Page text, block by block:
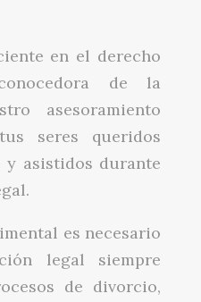
en el derecho
de la
asesoramiento
seres queridos
y asistidos durante
es necesario
legal siempre
de divorcio,